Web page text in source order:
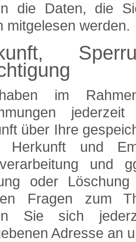
die Daten, die
mitgelesen werden.
im
über Ihre
Herkunft und
und
oder
Fragen zum
Sie sich
Adresse an